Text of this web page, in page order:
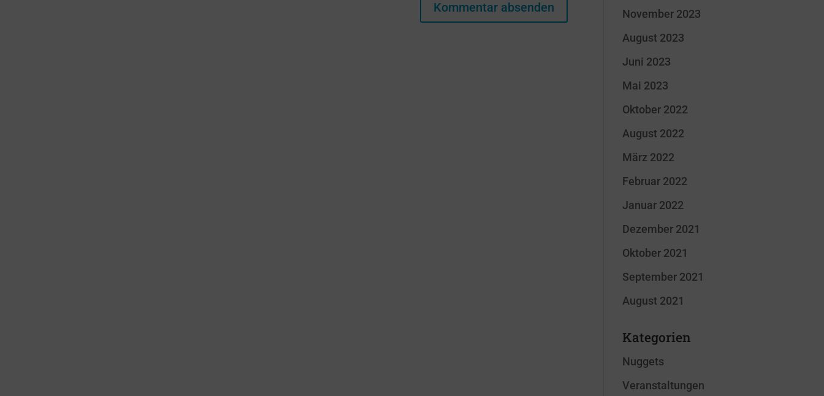
November 2023
August 2023
Juni 2023
Mai 2023
Oktober 2022
August 2022
März 2022
Februar 2022
Januar 2022
Dezember 2021
Oktober 2021
September 2021
August 2021
Kategorien
Nuggets
Veranstaltungen